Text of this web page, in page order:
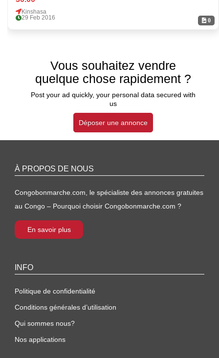
0
Kinshasa
29 Feb 2016
Vous souhaitez vendre
quelque chose rapidement ?
Post your ad quickly, your personal data secured with
us
Déposer une annonce
À PROPOS DE NOUS
Congobonmarche.com, le spécialiste des annonces gratuites
au Congo – Pourquoi choisir Congobonmarche.com ?
En savoir plus
INFO
Politique de confidentialité
Conditions générales d’utilisation
Qui sommes nous?
Nos applications